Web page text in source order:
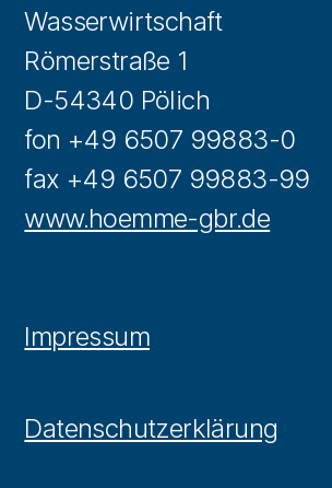
Wasserwirtschaft
Römerstraße 1
D-54340 Pölich
fon +49 6507 99883-0
fax +49 6507 99883-99
www.hoemme-gbr.de
Impressum
Datenschutzerklärung